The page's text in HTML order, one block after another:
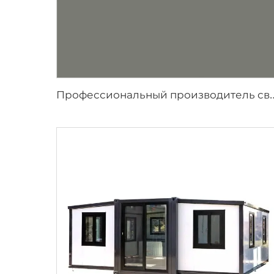
рофессиональный производитель свадебных